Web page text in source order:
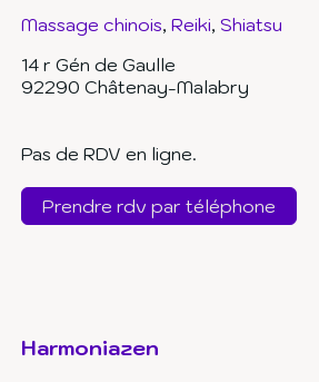
Massage chinois Reiki Shiatsu
14 r Gén de Gaulle
92290 Châtenay-Malabry
Pas de RDV en ligne.
Prendre rdv par téléphone
Harmoniazen